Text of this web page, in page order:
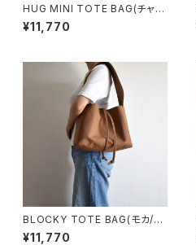
HUG MINI TOTE BAG(チャコ
ール/グレー)
¥11,770
BLOCKY TOTE BAG(モカ/ブ
ラウン)
¥11,770